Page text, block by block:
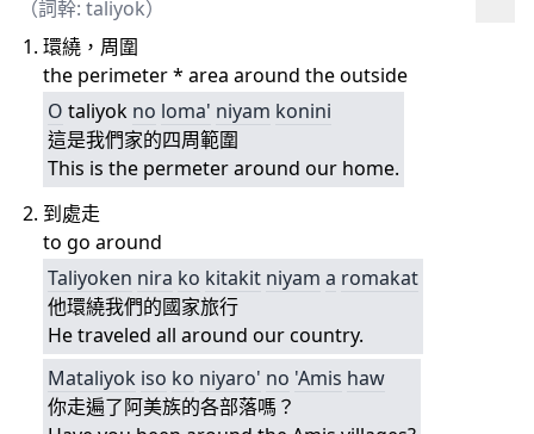
（詞幹: taliyok）
環繞，周圍
the perimeter * area around the outside
O taliyok no loma' niyam konini
這是我們家的四周範圍
This is the permeter around our home.
到處走
to go around
Taliyoken nira ko kitakit niyam a romakat
他環繞我們的國家旅行
He traveled all around our country.
Mataliyok iso ko niyaro' no 'Amis haw
你走遍了阿美族的各部落嗎？